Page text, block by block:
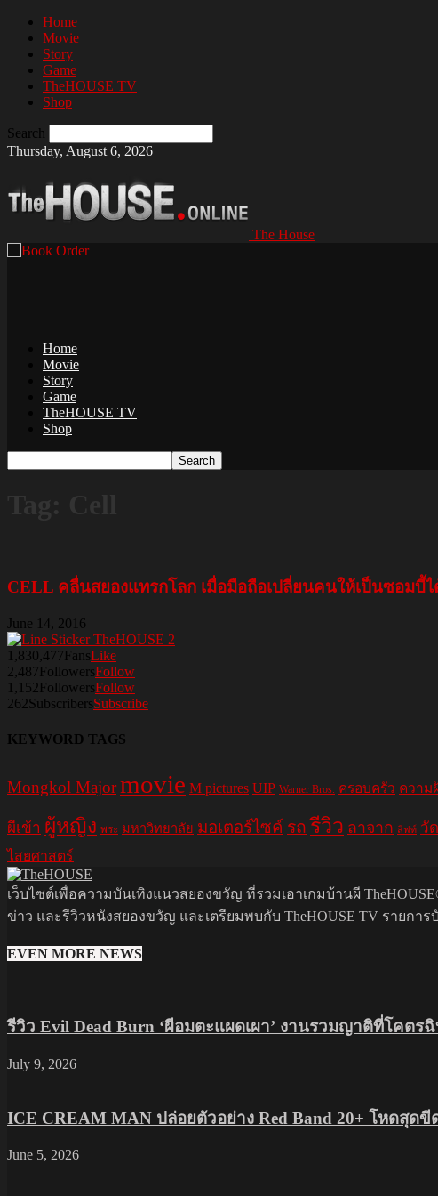
Home
Movie
Story
Game
TheHOUSE TV
Shop
Search
Thursday, August 6, 2026
The House
Home
Movie
Story
Game
TheHOUSE TV
Shop
CELL คลื่นสยองแทรกโลก เมื่อมือถือเปลี่ยนคนให้เป็นซอมบี้
June 14, 2016
1,830,477FansLike
2,487FollowersFollow
1,152FollowersFollow
262SubscribersSubscribe
KEYWORD TAGS
Mongkol Majormovie M pictures UIP Warner Bros. ครอบครัว ความ
ผีเข้า ผู้หญิง พระ มหาวิทยาลัย มอเตอร์ไซค์ รถ รีวิว ลาจาก ลิฟท์ วัด
ไสยศาสตร์
เว็บไซต์เพื่อความบันเทิงแนวสยองขวัญ ที่รวมเอาเกมบ้านผี
ข่าว และรีวิวหนังสยองขวัญ และเตรียมพบกับ TheHOUSE TV รายกา
EVEN MORE NEWS
รีวิว Evil Dead Burn ‘ผีอมตะแผดเผา’ งานรวมญาติที่โคต
July 9, 2026
ICE CREAM MAN ปล่อยตัวอย่าง Red Band 20+ โหดสุดขี
June 5, 2026